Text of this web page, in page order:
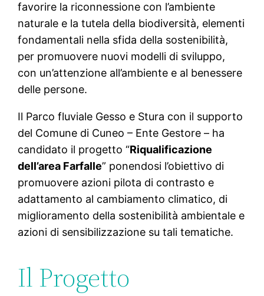
favorire la riconnessione con l’ambiente
naturale e la tutela della biodiversità, elementi
fondamentali nella sfida della sostenibilità,
per promuovere nuovi modelli di sviluppo,
con un’attenzione all’ambiente e al benessere
delle persone.
Il Parco fluviale Gesso e Stura con il supporto
del Comune di Cuneo – Ente Gestore – ha
candidato il progetto “Riqualificazione
dell’area Farfalle” ponendosi l’obiettivo di
promuovere azioni pilota di contrasto e
adattamento al cambiamento climatico, di
miglioramento della sostenibilità ambientale e
azioni di sensibilizzazione su tali tematiche.
Il Progetto